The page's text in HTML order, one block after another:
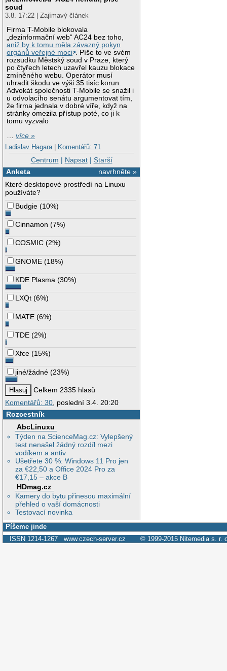
soud
3.8. 17:22 | Zajímavý článek
Firma T-Mobile blokovala
„dezinformační web“ AC24 bez toho,
aniž by k tomu měla závazný pokyn
orgánů veřejné moci . Píše to ve svém
rozsudku Městský soud v Praze, který
po čtyřech letech uzavřel kauzu blokace
zmíněného webu. Operátor musí
uhradit škodu ve výši 35 tisíc korun.
Advokát společnosti T-Mobile se snažil i
u odvolacího senátu argumentovat tím,
že firma jednala v dobré víře, když na
stránky omezila přístup poté, co ji k
tomu vyzvalo
…více »
Ladislav Hagara | Komentářů: 71
Centrum | Napsat| Starší
navrhněte »
Anketa
Které desktopové prostředí na Linuxu
používáte?
Budgie (10%)
Cinnamon (7%)
COSMIC (2%)
GNOME (18%)
KDE Plasma (30%)
LXQt (6%)
MATE (6%)
TDE (2%)
Xfce (15%)
jiné/žádné (23%)
Celkem 2335 hlasů
Komentářů: 30, poslední 3.4. 20:20
Rozcestník
AbcLinuxu
Týden na ScienceMag.cz: Vylepšený
test nenašel žádný rozdíl mezi
vodíkem a antiv
Ušetřete 30 %: Windows 11 Pro jen
za €22,50 a Office 2024 Pro za
€17,15 – akce B
HDmag.cz
Kamery do bytu přinesou maximální
přehled o vaší domácnosti
Testovací novinka
Píšeme jinde
ISSN 1214-1267 www.czech-server.cz © 1999-2015 Nitemedia s. r.